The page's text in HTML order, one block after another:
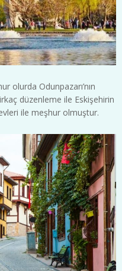
olurda Odunpazarı’nın
düzenleme ile Eskişehirin
ile meşhur olmuştur.